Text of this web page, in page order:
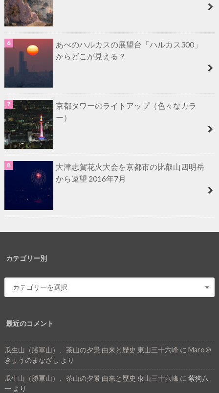
あべのハルカスの展望台「ハルカス300」
からどこが見える？
京都タワーのライトアップ（色々なカラ
ー）
大津志賀花火大会を京都市の比叡山四明岳
から遠望 2016年7月
カテゴリー別
最近のコメント
瓜生山（勝軍山）、茶山の夕景 由来と歴史 東山三十六峰 に Maro＠
きょうのまなざし より
瓜生山（勝軍山）、茶山の夕景 由来と歴史 東山三十六峰 に 紫狗八
一 より